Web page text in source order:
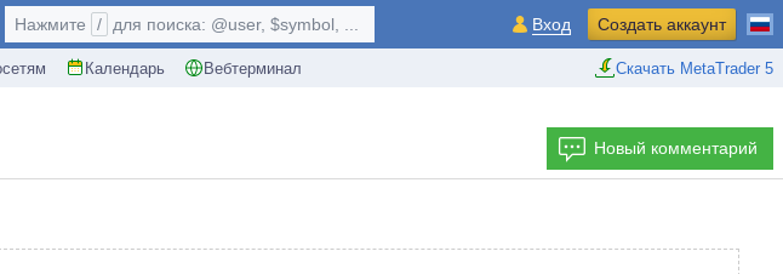
Календарь Вебтерминал Скачать MetaTrader 5
Нажмите / для поиска: @user, $symbol, ... Вход Создать аккаунт
Новый комментарий